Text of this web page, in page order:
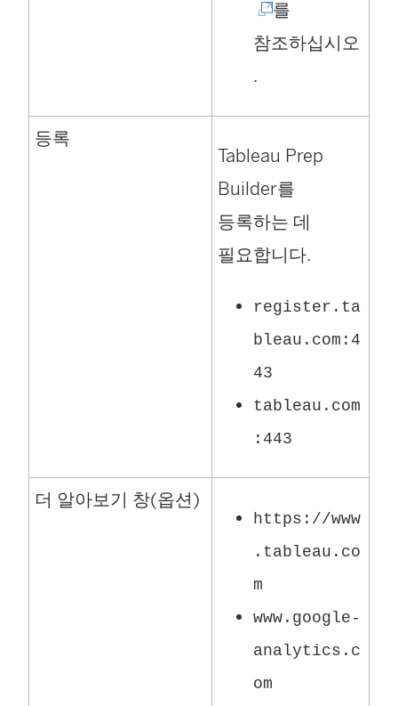
)
를
참조하십시오
.
등록
Tableau Prep
Builder를
등록하는 데
필요합니다.
register.ta
bleau.com:4
43
tableau.com
:443
더 알아보기 창(옵션)
https://www
.tableau.co
m
www.google-
analytics.c
om